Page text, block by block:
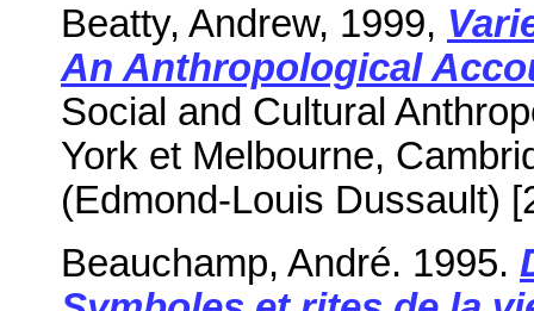
Beatty, Andrew, 1999,
An Anthropological
Social and Cultural
York et Melbourne,
(Edmond-Louis Dussault)
Beauchamp, André. 1995.